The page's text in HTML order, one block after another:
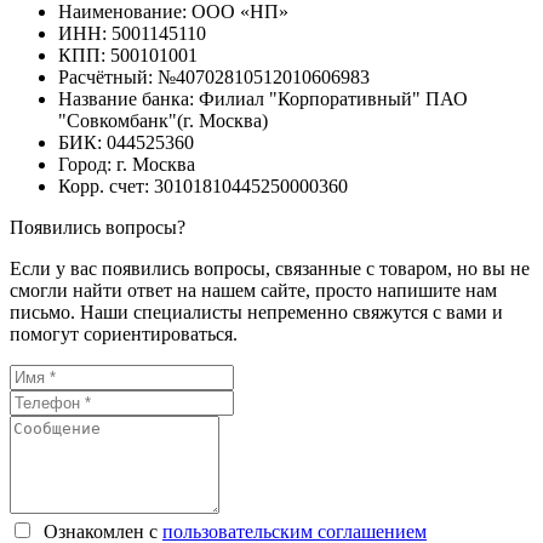
Наименование: ООО «НП»
ИНН: 5001145110
КПП: 500101001
Расчётный: №40702810512010606983
Название банка: Филиал "Корпоративный" ПАО
"Совкомбанк"(г. Москва)
БИК: 044525360
Город: г. Москва
Корр. счет: 30101810445250000360
Появились вопросы?
Если у вас появились вопросы, связанные с товаром, но вы не
смогли найти ответ на нашем сайте, просто напишите нам
письмо. Наши специалисты непременно свяжутся с вами и
помогут сориентироваться.
Ознакомлен с пользовательским соглашением